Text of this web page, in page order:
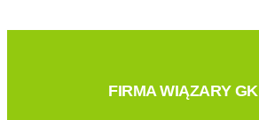
FIRMA WIĄZARY GK